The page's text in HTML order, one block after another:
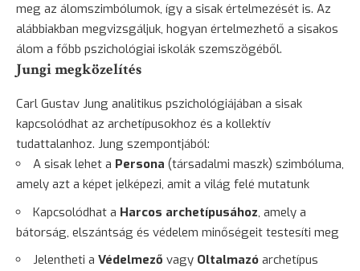
meg az álomszimbólumok, így a sisak értelmezését is. Az
alábbiakban megvizsgáljuk, hogyan értelmezhető a sisakos
álom a főbb pszichológiai iskolák szemszögéből.
Jungi megközelítés
Carl Gustav Jung analitikus pszichológiájában a sisak
kapcsolódhat az archetípusokhoz és a kollektív
tudattalanhoz. Jung szempontjából:
A sisak lehet a Persona (társadalmi maszk) szimbóluma,
amely azt a képet jelképezi, amit a világ felé mutatunk
Kapcsolódhat a Harcos archetípusához, amely a
bátorság, elszántság és védelem minőségeit testesíti meg
Jelentheti a Védelmező vagy Oltalmazó archetípus